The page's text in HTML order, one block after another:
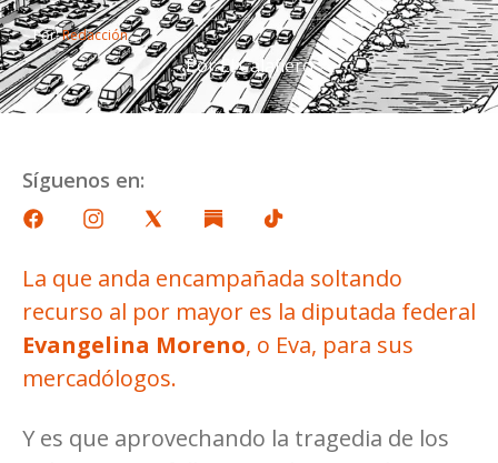
Por: Redacción
Por El Calafiero
Síguenos en:
La que anda encampañada soltando
recurso al por mayor es la diputada federal
Evangelina Moreno, o Eva, para sus
mercadólogos.
Y es que aprovechando la tragedia de los